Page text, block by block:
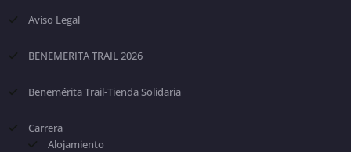
Aviso Legal
BENEMERITA TRAIL 2026
Benemérita Trail-Tienda Solidaria
Carrera
Alojamiento